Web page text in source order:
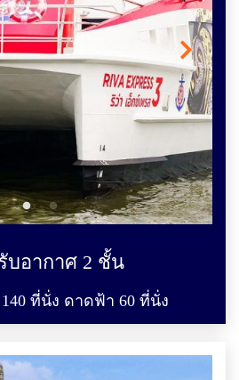
บอากาศ 2 ชั้น
ที่นั่ง ดาดฟ้า 60 ที่นั่ง